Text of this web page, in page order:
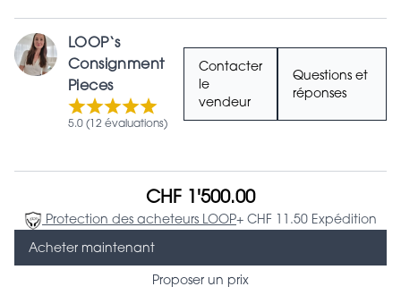
LOOP‘s
Consignment
Pieces
5.0 (12 évaluations)
Contacter
le
vendeur
Questions et
réponses
CHF 1'500.00
Protection des acheteurs LOOP+ CHF 11.50 Expédition
Acheter maintenant
Proposer un prix